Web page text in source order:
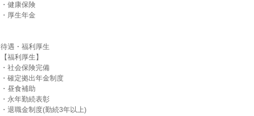
・健康保険
・厚生年金
待遇・福利厚生
【福利厚生】
・社会保険完備
・確定拠出年金制度
・昼食補助
・永年勤続表彰
・退職金制度(勤続3年以上)